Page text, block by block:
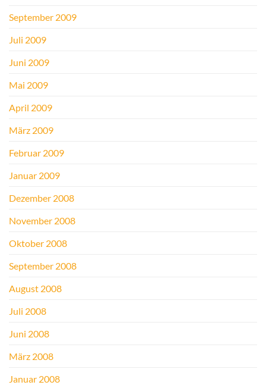
September 2009
Juli 2009
Juni 2009
Mai 2009
April 2009
März 2009
Februar 2009
Januar 2009
Dezember 2008
November 2008
Oktober 2008
September 2008
August 2008
Juli 2008
Juni 2008
März 2008
Januar 2008